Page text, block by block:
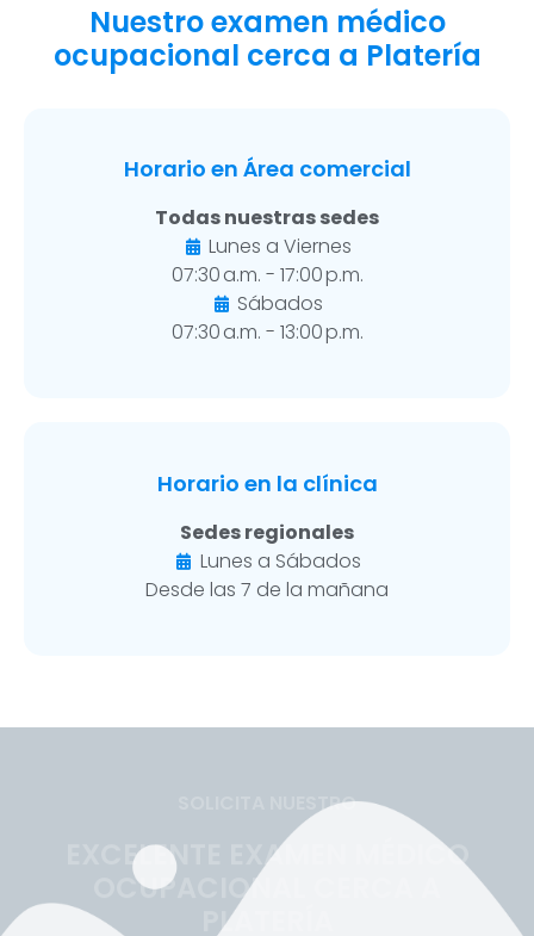
Nuestro examen médico
ocupacional cerca a Platería
Horario en Área comercial
Todas nuestras sedes
Lunes a Viernes
07:30 a.m. - 17:00 p.m.
Sábados
07:30 a.m. - 13:00 p.m.
Horario en la clínica
Sedes regionales
Lunes a Sábados
Desde las 7 de la mañana
SOLICITA NUESTRO
EXCELENTE EXAMEN MÉDICO
OCUPACIONAL CERCA A
PLATERÍA